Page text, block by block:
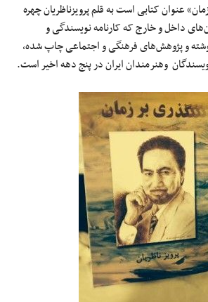
عنوان کتابی است به قلم پرویزناظریان چهره
داخل و خارج که کارنامه نویسندگی و
و پژوهش‌های فرهنگی و اجتماعی چاپ شده،
وهنرمندان ایران در پنج دهه اخیر است.